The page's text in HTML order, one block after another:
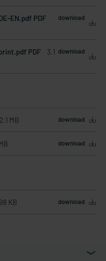
EN.pdf PDF
download
PDF
3.1 download
2.1 MB download
download
KB download